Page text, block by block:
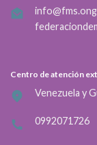
info@fms.ong
Centro de atención
Venezuela y
0992071726